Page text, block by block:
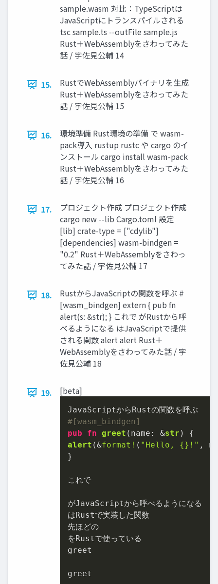
sample.wasm 対比：TypeScriptは
JavaScriptにトランスパイルされる
tsc sample.ts --outFile sample.js
Rust＋WebAssemblyをさわってみた
話 / 宇佐見公輔 14
15.
RustでWebAssemblyバイナリを生成
Rust＋WebAssemblyをさわってみた
話 / 宇佐見公輔 15
16.
環境準備 Rust環境の準備 で wasm-
pack導入 rustup rustc や cargo のイ
ンストール cargo install wasm-pack
Rust＋WebAssemblyをさわってみた
話 / 宇佐見公輔 16
17.
プロジェクト作成 プロジェクト作成
cargo new --lib Cargo.toml 設定
[lib] crate-type = ["cdylib"]
[dependencies] wasm-bindgen =
"0.2" Rust＋WebAssemblyをさわっ
てみた話 / 宇佐見公輔 17
18.
RustからJavaScriptの関数を呼ぶ #
[wasm_bindgen] extern { pub fn
alert(s: &str); } これで がRustから呼
べるようになる はJavaScriptで提供
される関数 alert alert Rust＋
WebAssemblyをさわってみた話 / 宇
佐見公輔 18
19. [beta]
#[wasm_bindgen]
pub
fn greet (name: &str
alert (&format! ( "Hello, {}!" ,
}
これで
がJavaScriptから呼べるようになる
はRustで実装した関数
先ほどの
をRustで使っている
greet
greet